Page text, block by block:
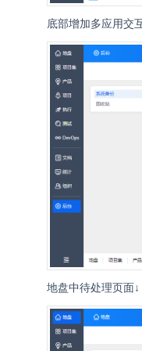
底部增加多应用交
地盘中待处理页面↓